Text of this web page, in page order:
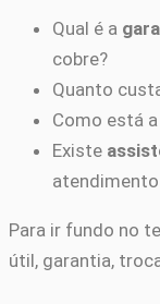
Qual é a
cobre?
Quanto
Como está a
Existe
Para ir fundo no
útil, garantia,